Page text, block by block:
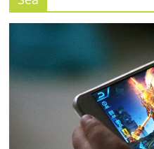
SME
แห่ง
ประเทศไ